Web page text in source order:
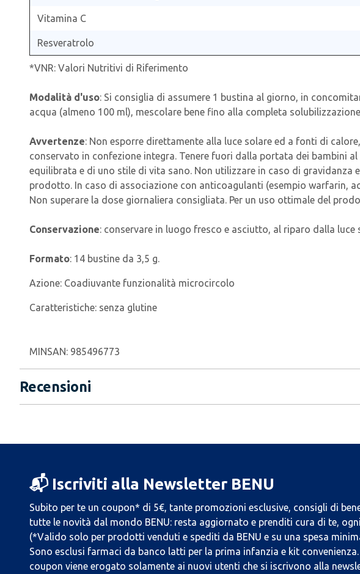
Vitamina C
Resveratrolo
*VNR: Valori Nutritivi di Riferimento
Modalità d'uso: Si consiglia di assumere 1 bustina al giorno, in
acqua (almeno 100 ml), mescolare bene fino alla completa
Avvertenze: Non esporre direttamente alla luce solare ed a fonti di
conservato in confezione integra. Tenere fuori dalla portata dei bambini
equilibrata e di uno stile di vita sano. Non utilizzare in caso di
prodotto. In caso di associazione con anticoagulanti (esempio warfarin,
Non superare la dose giornaliera consigliata. Per un uso ottimale del
Conservazione: conservare in luogo fresco e asciutto, al riparo dalla
Formato: 14 bustine da 3,5 g.
Azione: Coadiuvante funzionalità microcircolo
Caratteristiche: senza glutine
MINSAN: 985496773
Recensioni
📬 Iscriviti alla Newsletter BENU
Subito per te un coupon* di 5€, tante promozioni esclusive, consigli di
tutte le novità dal mondo BENU: resta aggiornato e prenditi cura di te,
(*Valido solo per prodotti venduti e spediti da BENU e su una spesa
Sono esclusi farmaci da banco latti per la prima infanzia e kit
coupon viene erogato solamente ai nuovi utenti che si iscrivono alla